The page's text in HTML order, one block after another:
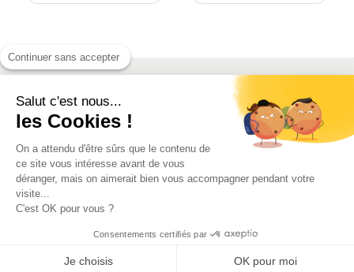
À PROPOS
THÉMATIQUES
À DÉCOUVRIR
MON COMPTE
Conditions générales de vente Mentions Légales
Continuer sans accepter
Salut c'est nous...
les Cookies !
On a attendu d'être sûrs que le contenu de
ce site vous intéresse avant de vous
déranger, mais on aimerait bien vous accompagner pendant votre
visite...
C'est OK pour vous ?
Consentements certifiés par
Je choisis OK pour moi